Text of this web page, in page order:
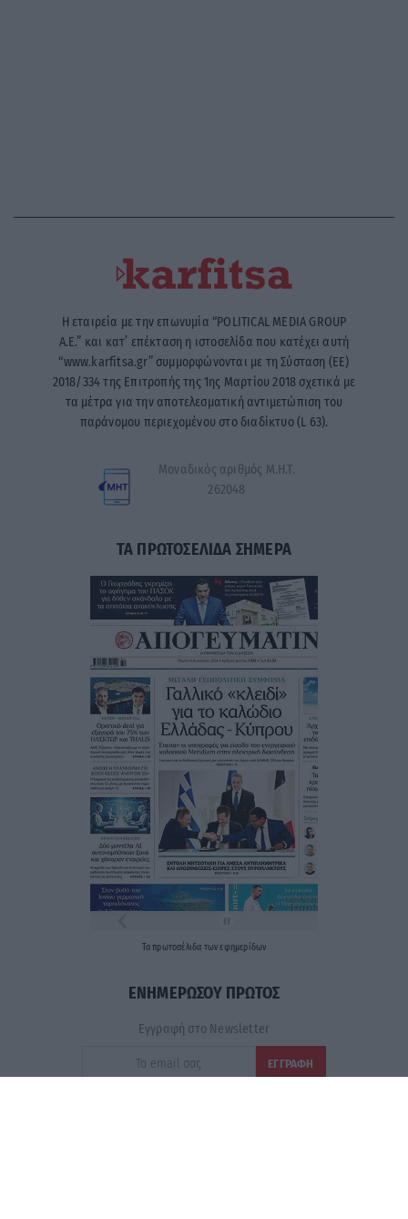
A.E.” και κατ’ επέκταση η ιστοσελίδα που κατέχει αυτή
“www.karfitsa.gr” συμμορφώνονται με τη Σύσταση (ΕΕ)
2018/334 της Επιτροπής της 1ης Μαρτίου 2018 σχετικά με
τα μέτρα για την αποτελεσματική αντιμετώπιση του
παράνομου περιεχομένου στο διαδίκτυο (L 63).
Μοναδικός αριθμός Μ.Η.Τ.
262048
ΤΑ ΠΡΩΤΟΣΕΛΙΔΑ ΣΗΜΕΡΑ